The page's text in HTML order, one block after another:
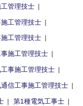
管理技士
工管理技士
工管理技士
施工管理技士
事施工管理技士
信工事施工管理技士
第1種電気工事士